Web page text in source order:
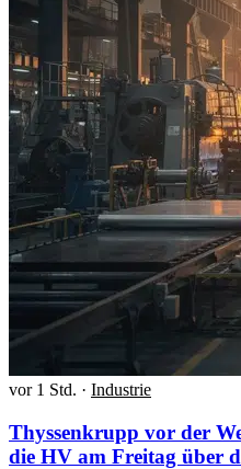
vor 1 Std. · Industrie
Thyssenkrupp vor der
die HV am Freitag über